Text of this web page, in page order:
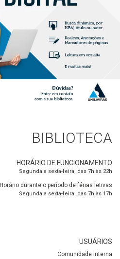
BIBLIOTECA
HORÁRIO DE FUNCIONAMENTO
Segunda a sexta-feira, das 7h às 22h
Horário durante o período de férias letivas
Segunda a sexta-feira, das 7h às 17h
USUÁRIOS
Comunidade interna